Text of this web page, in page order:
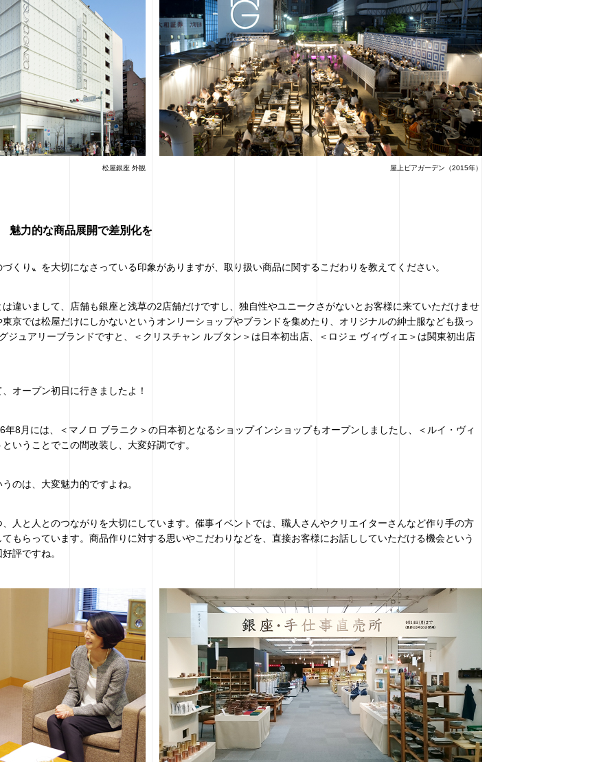
松屋銀座 外観 屋上ビアガーデン（2015年）
魅力的な商品展開で差別化を
くり〟を大切になさっている印象がありますが、取り扱い商品に関するこだわりを教えてください。
違いまして、店舗も銀座と浅草の2店舗だけですし、独自性やユニークさがないとお客様に来ていただけませ
京では松屋だけにしかないというオンリーショップやブランドを集めたり、オリジナルの紳士服なども扱っ
ジュアリーブランドですと、＜クリスチャン ルブタン＞は日本初出店、＜ロジェ ヴィヴィエ＞は関東初出店
オープン初日に行きましたよ！
年8月には、＜マノロ ブラニク＞の日本初となるショップインショップもオープンしましたし、＜ルイ・ヴィ
いうことでこの間改装し、大変好調です。
のは、大変魅力的ですよね。
人と人とのつながりを大切にしています。催事イベントでは、職人さんやクリエイターさんなど作り手の方
もらっています。商品作りに対する思いやこだわりなどを、直接お客様にお話ししていただける機会という
評ですね。